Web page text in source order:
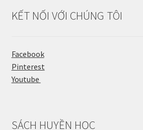
KẾT NỐI VỚI CHÚNG TÔI
Facebook
Pinterest
Youtube
SÁCH HUYỀN HỌC